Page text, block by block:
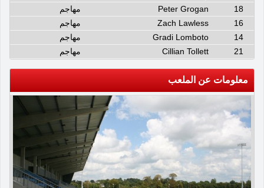
18
Peter Grogan
مهاجم
16
Zach Lawless
مهاجم
14
Gradi Lomboto
مهاجم
21
Cillian Tollett مهاجم
معلومات عن الملعب